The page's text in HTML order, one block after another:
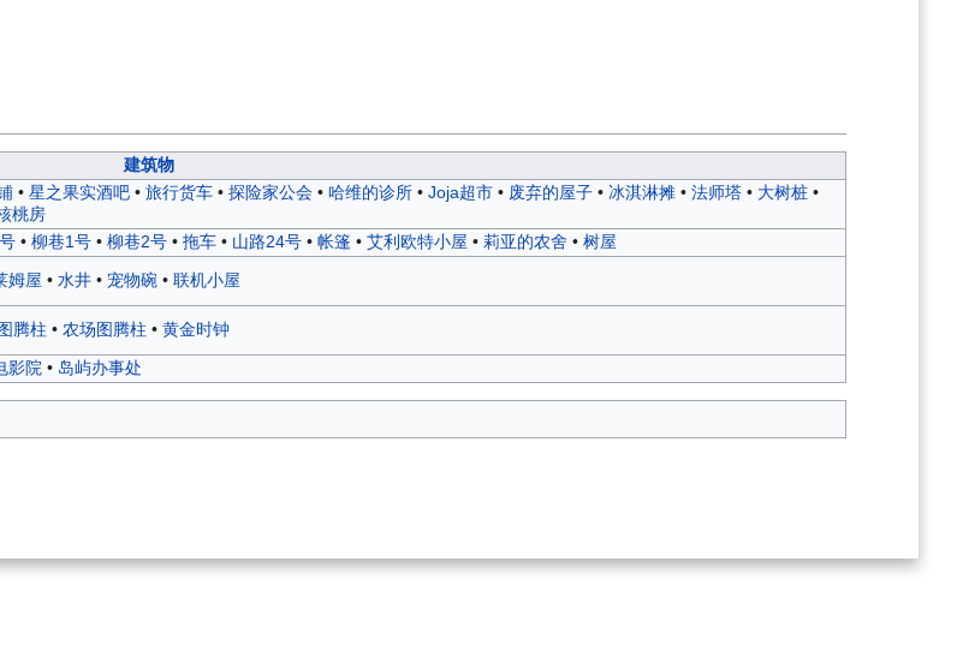
建筑物
• 星之果实酒吧• 旅行货车• 探险家公会• 哈维的诊所• Joja超市• 废弃的屋子• 冰淇淋摊• 法师塔• 大树桩•
桃房
• 柳巷1号• 柳巷2号• 拖车• 山路24号• 帐篷 • 艾利欧特小屋 • 莉亚的农舍 • 树屋
姆屋 • 水井• 宠物碗• 联机小屋
腾柱 • 农场图腾柱 • 黄金时钟
影院 • 岛屿办事处